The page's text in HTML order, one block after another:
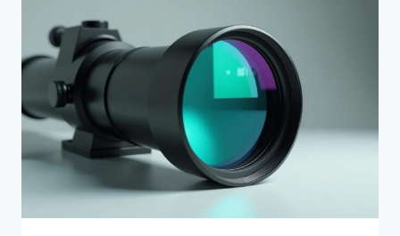
DE
CURTA
DISTÂNCIA
—
GUIA
PRÁTICO